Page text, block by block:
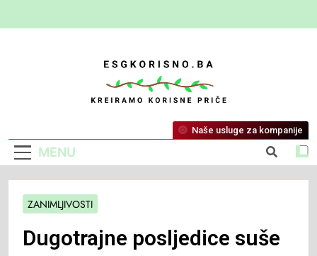
ESG Korisno
Kreiramo Korisne Priče
MENU
Naše usluge za kompanije
ZANIMLJIVOSTI
Dugotrajne posljedice suše